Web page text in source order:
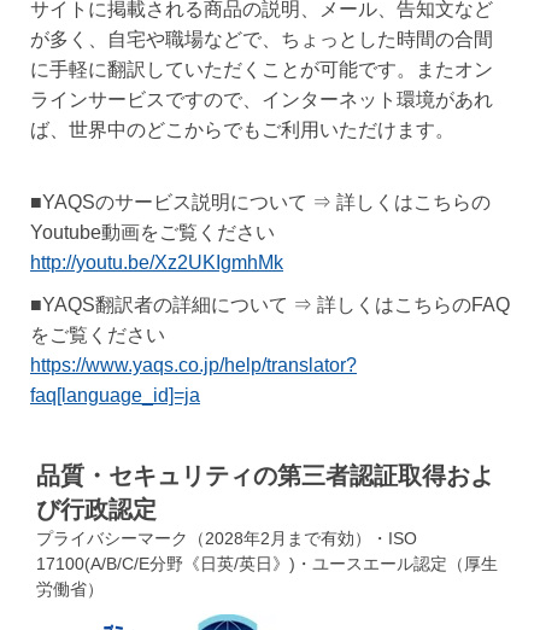
サイトに掲載される商品の説明、メール、告知文など
が多く、自宅や職場などで、ちょっとした時間の合間
に手軽に翻訳していただくことが可能です。またオン
ラインサービスですので、インターネット環境があれ
ば、世界中のどこからでもご利用いただけます。
■YAQSのサービス説明について ⇒ 詳しくはこちらの
Youtube動画をご覧ください
http://youtu.be/Xz2UKIgmhMk
■YAQS翻訳者の詳細について ⇒ 詳しくはこちらのFAQ
をご覧ください
https://www.yaqs.co.jp/help/translator?
faq[language_id]=ja
品質・セキュリティの第三者認証取得およ
び行政認定
プライバシーマーク（2028年2月まで有効）・ISO
17100(A/B/C/E分野《日英/英日》)・ユースエール認定（厚生
労働省）